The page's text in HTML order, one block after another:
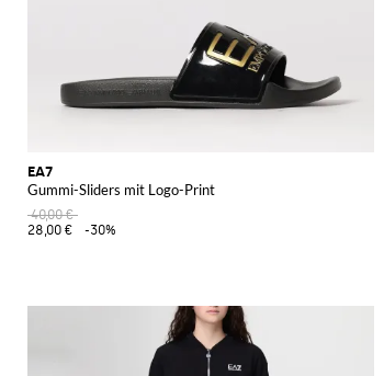
EA7
Gummi-Sliders mit Logo-Print
40,00 €
28,00 €
-30%